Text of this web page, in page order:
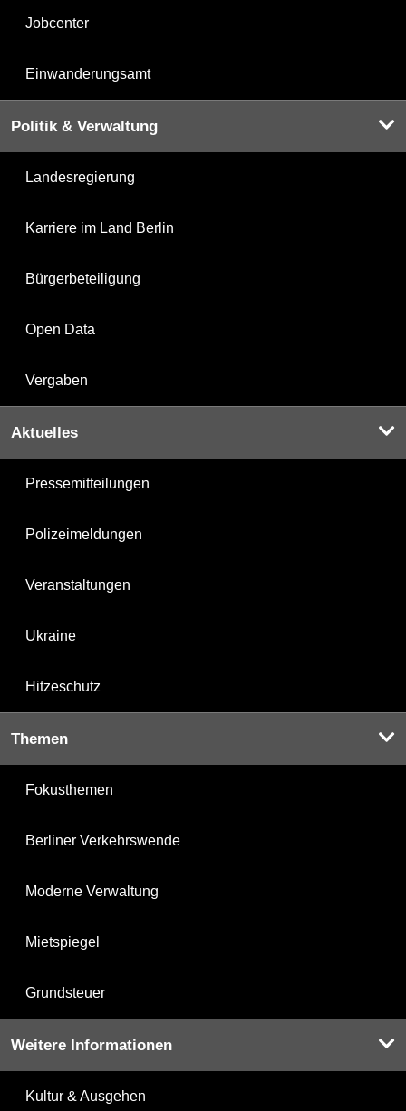
Jobcenter
Einwanderungsamt
Politik & Verwaltung
Landesregierung
Karriere im Land Berlin
Bürgerbeteiligung
Open Data
Vergaben
Aktuelles
Pressemitteilungen
Polizeimeldungen
Veranstaltungen
Ukraine
Hitzeschutz
Themen
Fokusthemen
Berliner Verkehrswende
Moderne Verwaltung
Mietspiegel
Grundsteuer
Weitere Informationen
Kultur & Ausgehen